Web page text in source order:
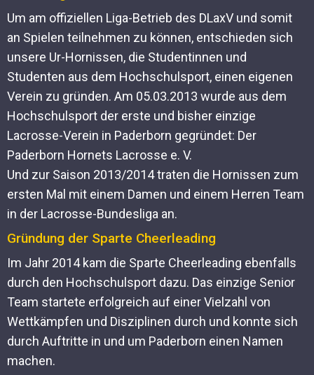
Um am offiziellen Liga-Betrieb des DLaxV und somit
an Spielen teilnehmen zu können, entschieden sich
unsere Ur-Hornissen, die Studentinnen und
Studenten aus dem Hochschulsport, einen eigenen
Verein zu gründen. Am 05.03.2013 wurde aus dem
Hochschulsport der erste und bisher einzige
Lacrosse-Verein in Paderborn gegründet: Der
Paderborn Hornets Lacrosse e. V.
Und zur Saison 2013/2014 traten die Hornissen zum
ersten Mal mit einem Damen und einem Herren Team
in der Lacrosse-Bundesliga an.
Gründung der Sparte Cheerleading
Im Jahr 2014 kam die Sparte Cheerleading ebenfalls
durch den Hochschulsport dazu. Das einzige Senior
Team startete erfolgreich auf einer Vielzahl von
Wettkämpfen und Disziplinen durch und konnte sich
durch Auftritte in und um Paderborn einen Namen
machen.